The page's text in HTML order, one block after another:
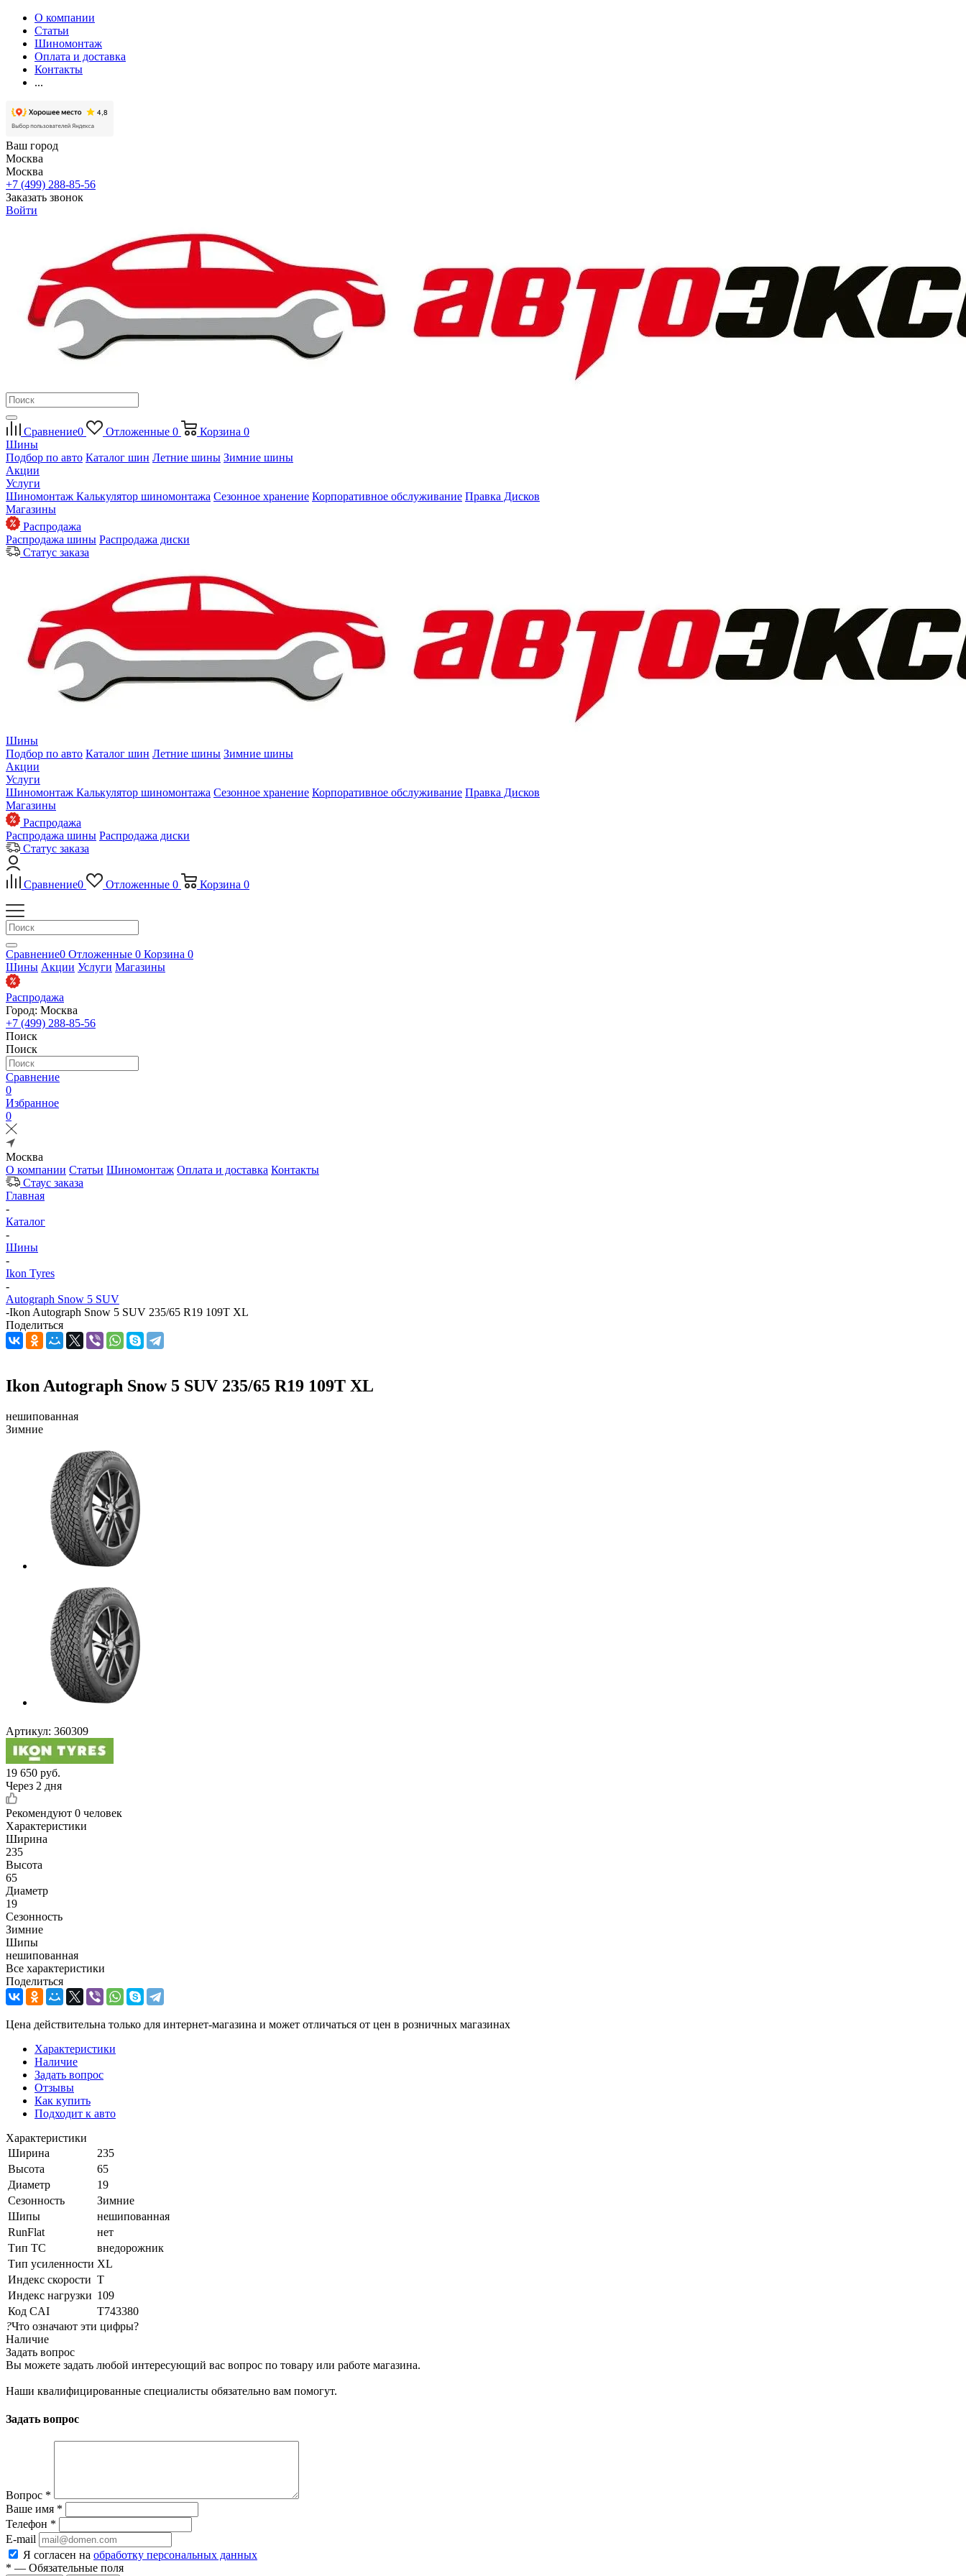
О компании
Статьи
Шиномонтаж
Оплата и доставка
Контакты
...
Ваш город
Москва
Москва
+7 (499) 288-85-56
Заказать звонок
Войти
Сравнение0 Отложенные 0 Корзина 0
Шины
Подбор по авто Каталог шин Летние шины Зимние шины
Акции
Услуги
Шиномонтаж Калькулятор шиномонтажа Сезонное хранение Корпоративное обслуживание Правка Дисков
Магазины
Распродажа
Распродажа шины Распродажа диски
Статус заказа
Шины
Подбор по авто Каталог шин Летние шины Зимние шины
Акции
Услуги
Шиномонтаж Калькулятор шиномонтажа Сезонное хранение Корпоративное обслуживание Правка Дисков
Магазины
Распродажа
Распродажа шины Распродажа диски
Статус заказа
Сравнение0 Отложенные 0 Корзина 0
Сравнение0 Отложенные 0 Корзина 0
Шины Акции Услуги Магазины
Распродажа
Город: Москва
+7 (499) 288-85-56
Поиск
Поиск
Сравнение
0
Избранное
0
Москва
О компании Статьи Шиномонтаж Оплата и доставка Контакты
Стаус заказа
Главная
-
Каталог
-
Шины
-
Ikon Tyres
-
Autograph Snow 5 SUV
-Ikon Autograph Snow 5 SUV 235/65 R19 109T XL
Поделиться
Ikon Autograph Snow 5 SUV 235/65 R19 109T XL
нешипованная
Зимние
Артикул: 360309
19 650 руб.
Через 2 дня
Рекомендуют 0 человек
Характеристики
Ширина
235
Высота
65
Диаметр
19
Сезонность
Зимние
Шипы
нешипованная
Все характеристики
Поделиться
Цена действительна только для интернет-магазина и может отличаться от цен в розничных магазинах
Характеристики
Наличие
Задать вопрос
Отзывы
Как купить
Подходит к авто
Характеристики
Ширина
235
Высота
65
Диаметр
19
Сезонность
Зимние
Шипы
нешипованная
RunFlat
нет
Тип ТС
внедорожник
Тип усиленности XL
Индекс скорости T
Индекс нагрузки 109
Код CAI
T743380
?Что означают эти цифры?
Наличие
Задать вопрос
Вы можете задать любой интересующий вас вопрос по товару или работе магазина.
Наши квалифицированные специалисты обязательно вам помогут.
Задать вопрос
Вопрос *
Ваше имя *
Телефон *
E-mail
Я согласен на обработку персональных данных
* — Обязательные поля